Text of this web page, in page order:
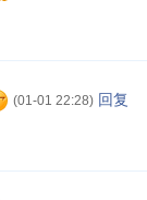
(01-01 22:28) 回复